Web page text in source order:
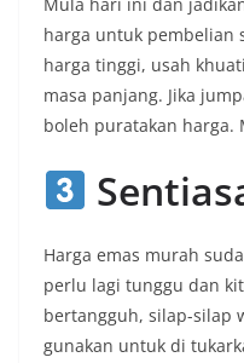
harga untuk pembelian
harga tinggi, usah
masa panjang. Jika
boleh puratakan harga.
Harga emas murah
perlu lagi tunggu dan
bertangguh, silap-silap
gunakan untuk di